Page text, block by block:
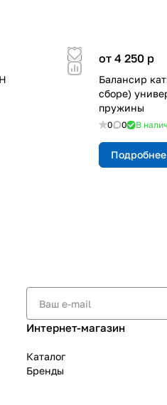
от 4 250 p
Балансир
сборе)
пружины
0 0 В
Подробнее
Интернет-магазин
Каталог
Бренды